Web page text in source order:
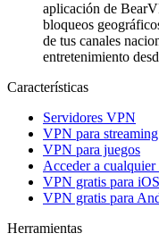
aplicación de
bloqueos
de tus canales
entretenimiento
Características
Servidores VPN
VPN para streaming
VPN para juegos
Acceder a
VPN gratis para iOS
VPN gratis para
Herramientas